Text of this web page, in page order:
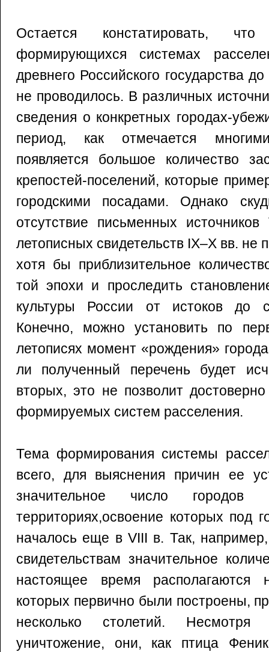
Остается констатировать,
формирующихся системах
древнего Российского государства
не проводилось. В различных
сведения о конкретных городах-
период, как отмечается
появляется большое количество
крепостей-поселений, которые
городскими посадами. Однако
отсутствие письменных
летописных свидетельств IX–X вв. не
хотя бы приблизительное
той эпохи и проследить
культуры России от истоков до
Конечно, можно установить по
летописях момент «рождения»
ли полученный перечень будет
вторых, это не позволит
формируемых систем расселения.
Тема формирования системы
всего, для выяснения причин ее
значительное число городов
территориях,освоение которых под
началось еще в VIII в. Так,
свидетельствам значительное
настоящее время располагаются
которых первично были построены,
несколько столетий. Несмотря
уничтожение, они, как птица